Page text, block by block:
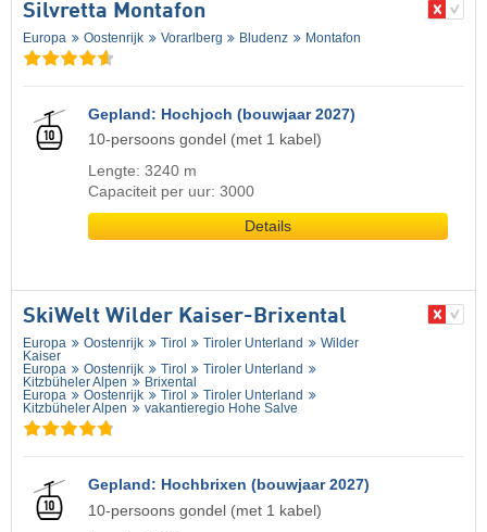
Silvretta Montafon
Europa Oostenrijk Vorarlberg Bludenz Montafon
Gepland: Hochjoch (bouwjaar 2027)
10-persoons gondel (met 1 kabel)
Lengte: 3240 m
Capaciteit per uur: 3000
Details
SkiWelt Wilder Kaiser-Brixental
Europa Oostenrijk Tirol Tiroler Unterland
Wilder
Kaiser
Europa
Oostenrijk Tirol
Tiroler Unterland
Kitzbüheler Alpen
Brixental
Europa
Oostenrijk Tirol
Tiroler Unterland
Kitzbüheler Alpen
vakantieregio Hohe Salve
Gepland: Hochbrixen (bouwjaar 2027)
10-persoons gondel (met 1 kabel)